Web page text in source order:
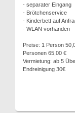
- separater Eingang
- Brötchenservice
- Kinderbett auf
- WLAN vorhanden
Preise: 1 Person
Personen 65,00 €
Vermietung: ab 5
Endreinigung 30€